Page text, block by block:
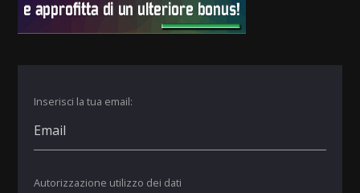
Inserisci la tua email:
Autorizzazione utilizzo dei dati